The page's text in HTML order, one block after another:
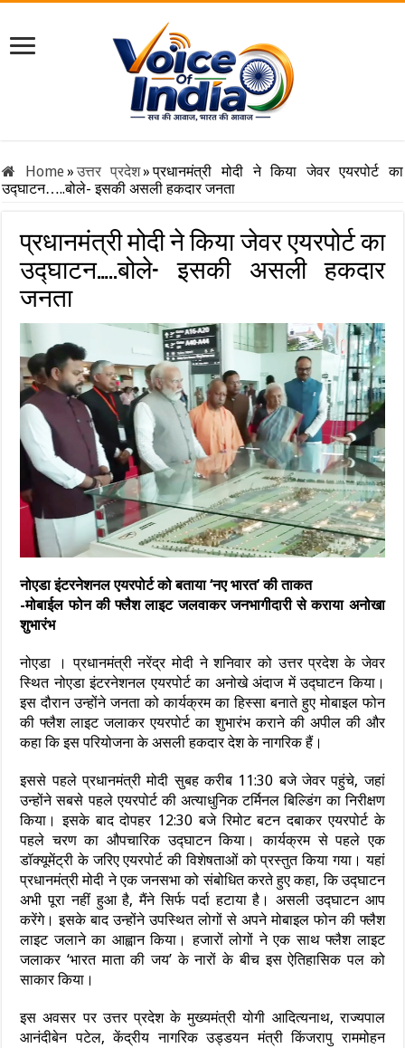
Home» उत्तर प्रदेश» प्रधानमंत्री मोदी ने किया जेवर एयरपोर्ट का
उद्घाटन…..बोले- इसकी असली हकदार जनता
प्रधानमंत्री मोदी ने किया जेवर एयरपोर्ट का
उद्घाटन…..बोले- इसकी असली हकदार
जनता
नोएडा इंटरनेशनल एयरपोर्ट को बताया ‘नए भारत’ की ताकत
-मोबाईल फोन की फ्लैश लाइट जलवाकर जनभागीदारी से कराया अनोखा
शुभारंभ
नोएडा । प्रधानमंत्री नरेंद्र मोदी ने शनिवार को उत्तर प्रदेश के जेवर
स्थित नोएडा इंटरनेशनल एयरपोर्ट का अनोखे अंदाज में उद्घाटन किया।
इस दौरान उन्होंने जनता को कार्यक्रम का हिस्सा बनाते हुए मोबाइल फोन
की फ्लैश लाइट जलाकर एयरपोर्ट का शुभारंभ कराने की अपील की और
कहा कि इस परियोजना के असली हकदार देश के नागरिक हैं।
इससे पहले प्रधानमंत्री मोदी सुबह करीब 11:30 बजे जेवर पहुंचे, जहां
उन्होंने सबसे पहले एयरपोर्ट की अत्याधुनिक टर्मिनल बिल्डिंग का निरीक्षण
किया। इसके बाद दोपहर 12:30 बजे रिमोट बटन दबाकर एयरपोर्ट के
पहले चरण का औपचारिक उद्घाटन किया। कार्यक्रम से पहले एक
डॉक्यूमेंट्री के जरिए एयरपोर्ट की विशेषताओं को प्रस्तुत किया गया। यहां
प्रधानमंत्री मोदी ने एक जनसभा को संबोधित करते हुए कहा, कि उद्घाटन
अभी पूरा नहीं हुआ है, मैंने सिर्फ पर्दा हटाया है। असली उद्घाटन आप
करेंगे। इसके बाद उन्होंने उपस्थित लोगों से अपने मोबाइल फोन की फ्लैश
लाइट जलाने का आह्वान किया। हजारों लोगों ने एक साथ फ्लैश लाइट
जलाकर ‘भारत माता की जय’ के नारों के बीच इस ऐतिहासिक पल को
साकार किया।
इस अवसर पर उत्तर प्रदेश के मुख्यमंत्री योगी आदित्यनाथ, राज्यपाल
आनंदीबेन पटेल, केंद्रीय नागरिक उड्डयन मंत्री किंजरापु राममोहन